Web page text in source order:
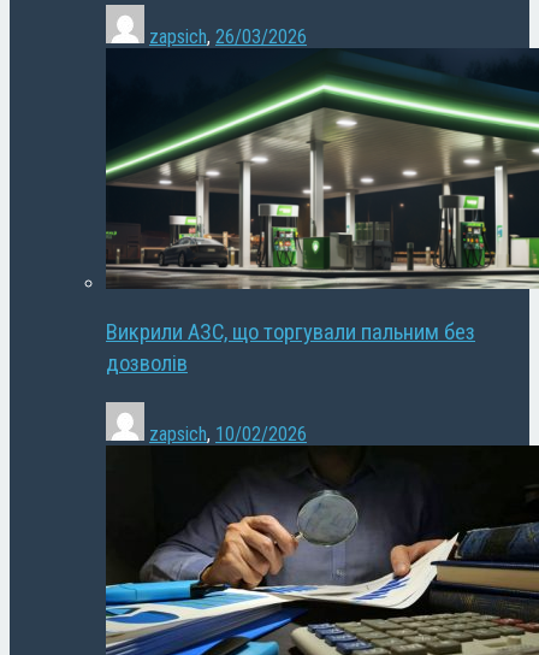
zapsich, 26/03/2026
Викрили АЗС, що торгували пальним без
дозволів
zapsich, 10/02/2026